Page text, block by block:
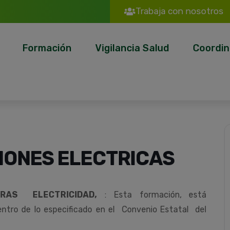
Trabaja con nosotros
Formación Vigilancia Salud
ELECTRICAS
ELECTRICIDAD, : Esta formación,
está
de lo especificado en el Convenio Estatal del